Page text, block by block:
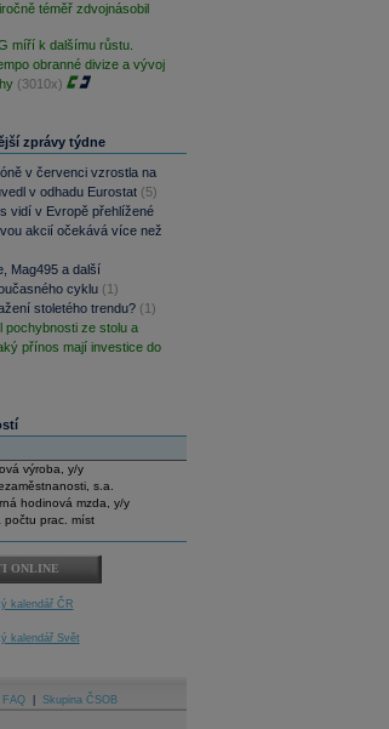
téměř zdvojnásobil
míří k dalšímu růstu.
obranné divize a vývoj
(3010x)
zprávy týdne
v červenci vzrostla na
v odhadu Eurostat (5)
vidí v Evropě přehlížené
akcií očekává více než
Mag495 a další
cyklu (1)
stoletého trendu? (1)
pochybnosti ze stolu a
přínos mají investice do
výroba, y/y
s.a.
hodinová mzda, y/y
počtu prac. míst
ONLINE
kalendář ČR
kalendář Svět
FAQ Skupina ČSOB